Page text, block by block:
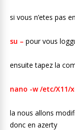
si vous n’etes pas
su – pour vous
ensuite tapez la
nano -w /etc/X11/
la nous allons
donc en azerty